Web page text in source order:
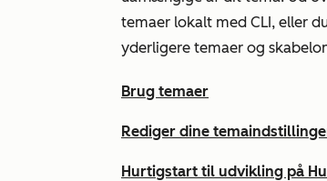
temaer lokalt med CLI, eller
yderligere temaer og
Brug temaer
Rediger dine
Hurtigstart til udvikling på